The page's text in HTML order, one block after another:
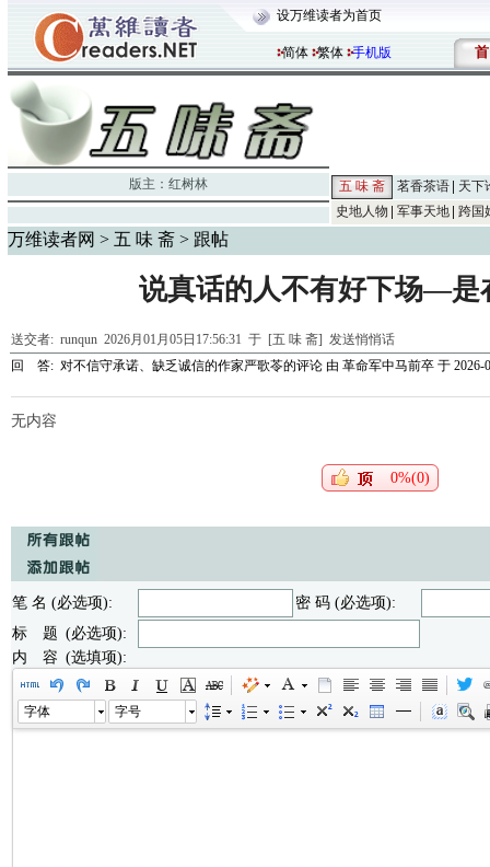
设万维读者为首页
简体 繁体 手机版 首
版主： 红树林 五 味 斋 茗香茶语
天下
史地人物
军事天地 跨国
万维读者网 > 五 味 斋 > 跟帖
说真话的人不有好下场—是
送交者: runqun 2026月01月05日17:56:31 于 [五 味 斋] 发送悄悄话
回 答: 对不信守承诺、缺乏诚信的作家严歌苓的评论 由 革命军中马前卒 于 2026-
无内容
0%(0)
笔 名 (必选项):
密 码 (必选项):
标 题 (必选项):
内 容 (选填项):
字体 字号